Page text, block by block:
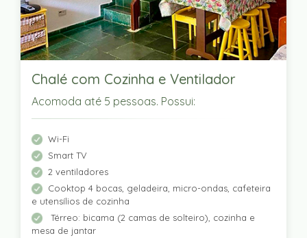
Chalé com Cozinha e Ventilador
Acomoda até 5 pessoas. Possui:
Wi-Fi
Smart TV
2 ventiladores
Cooktop 4 bocas, geladeira, micro-ondas, cafeteira
e utensílios de cozinha
Térreo: bicama (2 camas de solteiro), cozinha e
mesa de jantar